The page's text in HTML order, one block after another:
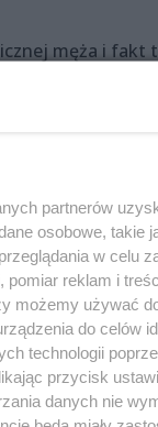
męża i fakt
domek z kart.
uda się
ich dom
partnerów
osobowe, takie
w celu
reklam i
możemy używać
do celów
technologii
przycisk
danych nie